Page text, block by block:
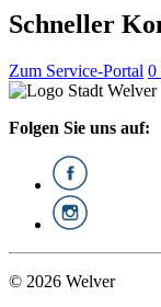
Schneller
Zum Service-Portal 0
Folgen Sie uns auf:
© 2026 Welver